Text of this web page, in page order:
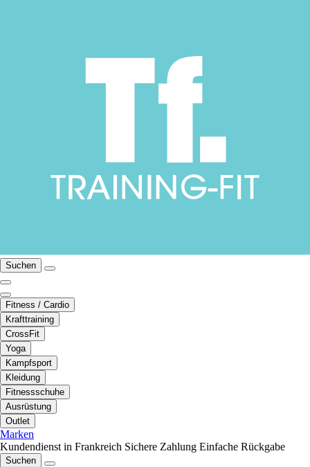
Suchen
Fitness / Cardio
Krafttraining
CrossFit
Yoga
Kampfsport
Kleidung
Fitnessschuhe
Ausrüstung
Outlet
Marken
Kundendienst in Frankreich Sichere Zahlung Einfache Rückgabe
Suchen